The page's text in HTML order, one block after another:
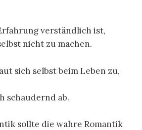
verständlich ist,
nicht zu machen.
sich selbst beim Leben zu,
schaudernd ab.
sollte die wahre Romantik